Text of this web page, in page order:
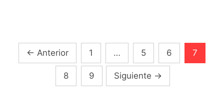
Navegación
entradas
← Anterior 1 … 5 6 7
8 9 Siguiente →